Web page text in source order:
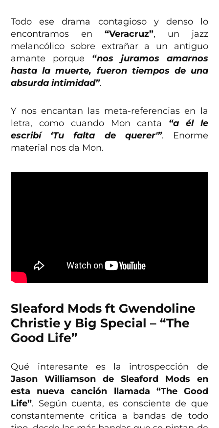
Todo ese drama contagioso y denso lo
encontramos en “Veracruz”, un jazz
melancólico sobre extrañar a un antiguo
amante porque “nos juramos amarnos
hasta la muerte, fueron tiempos de una
absurda intimidad”.
Y nos encantan las meta-referencias en la
letra, como cuando Mon canta “a él le
escribí ‘Tu falta de querer'”. Enorme
material nos da Mon.
Sleaford Mods ft Gwendoline
Christie y Big Special – “The
Good Life”
Qué interesante es la introspección de
Jason Williamson de Sleaford Mods en
esta nueva canción llamada “The Good
Life”. Según cuenta, es consciente de que
constantemente critica a bandas de todo